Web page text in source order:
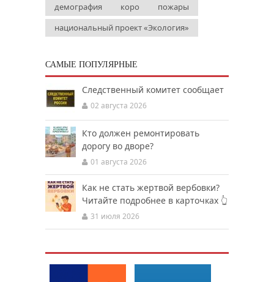
демография
коро
пожары
национальный проект «Экология»
САМЫЕ ПОПУЛЯРНЫЕ
Следственный комитет сообщает
02 августа 2026
Кто должен ремонтировать
дорогу во дворе?
01 августа 2026
Как не стать жертвой вербовки?
Читайте подробнее в карточках 👆
31 июля 2026